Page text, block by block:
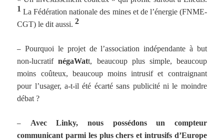
1 La Fédération nationale des mines et de l’énergie (FNME-
CGT) le dit aussi.2
–Pourquoi le projet de l’association indépendante à but
non-lucratifnégaWatt, beaucoup plus simple, beaucoup
moins coûteux, beaucoup moins intrusif et contraignant
pour l’usager, a-t-il été écarté sans publicité ni le moindre
débat ?
–
Avec Linky, nous possédons un compteur
communicant parmi les plus chers et intrusifs d’Europe